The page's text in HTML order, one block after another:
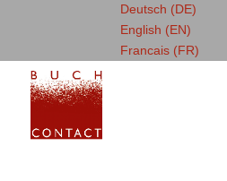
Deutsch (DE)
English (EN)
Francais (FR)